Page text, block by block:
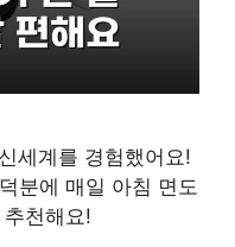
세계를 경험했어요!
분에 매일 아침 면도
천해요!